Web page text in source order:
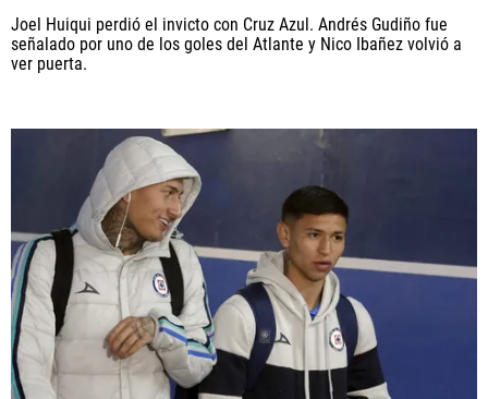
Joel Huiqui perdió el invicto con Cruz Azul. Andrés Gudiño fue
señalado por uno de los goles del Atlante y Nico Ibañez volvió a
ver puerta.